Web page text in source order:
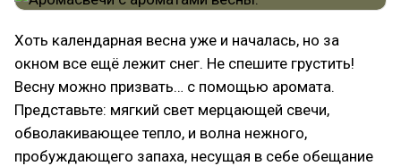
Хоть календарная весна уже и началась, но за
окном все ещё лежит снег. Не спешите грустить!
Весну можно призвать… с помощью аромата.
Представьте: мягкий свет мерцающей свечи,
обволакивающее тепло, и волна нежного,
пробуждающего запаха, несущая в себе обещание